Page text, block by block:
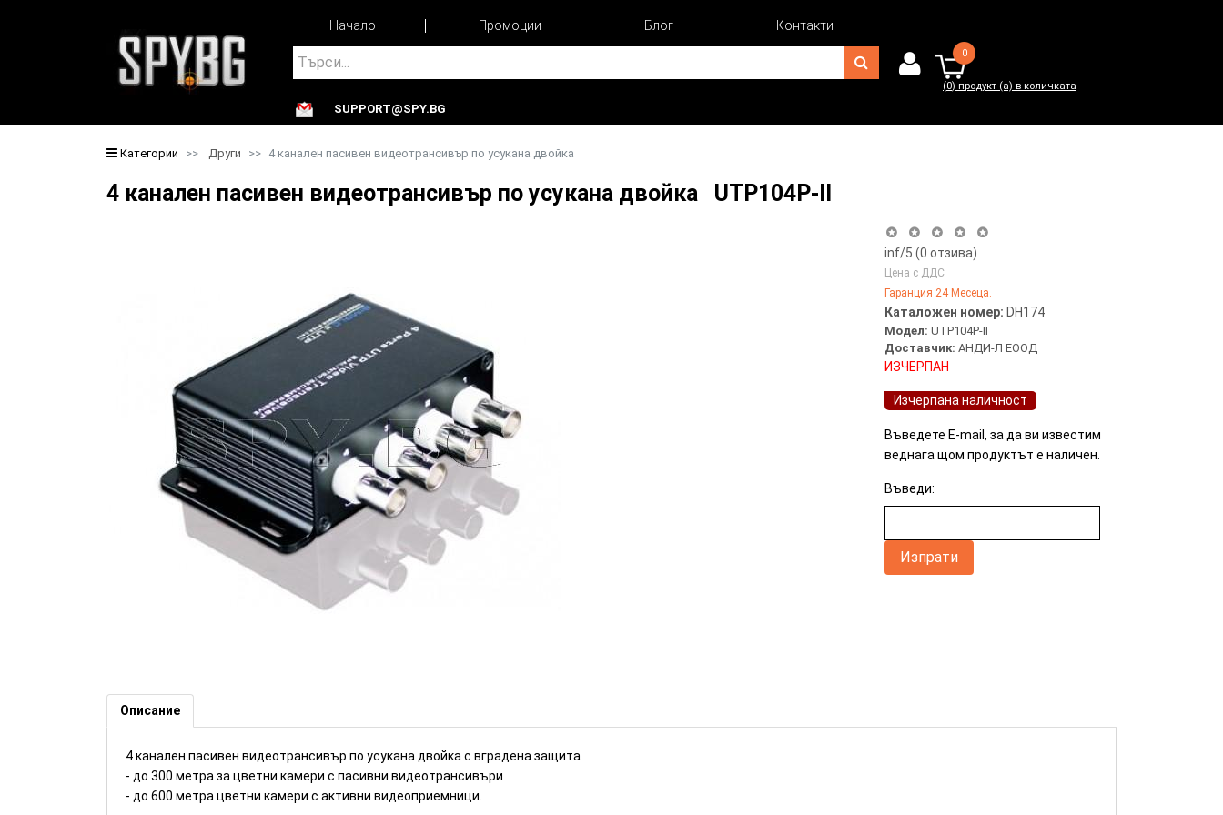
Начало Промоции Блог
Контакти
Search
0
(0) продукт (а) в количката
SUPPORT@SPY.BG
Категории Други 4 канален пасивен видеотрансивър по усукана двойка
4 канален пасивен видеотрансивър по усукана двойка UTP104P-II
inf/5 (0 отзива)
Цена с ДДС
Гаранция 24 Месеца.
Каталожен номер: DH174
Модел: UTP104P-II
Доставчик: АНДИ-Л ЕООД
ИЗЧЕРПАН
Изчерпана наличност
Въведете E-mail, за да ви известим
веднага щом продуктът е наличен.
Въведи:
4 канален пасивен видеотрансивър по усукана двойка
Описание
4 канален пасивен видеотрансивър по усукана двойка с вградена защита
- до 300 метра за цветни камери с пасивни видеотрансивъри
- до 600 метра цветни камери с активни видеоприемници.